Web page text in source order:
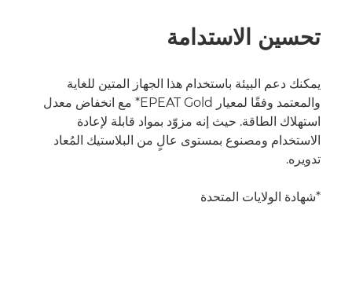
تحسين الاستدامة
يمكنك دعم البيئة باستخدام هذا الجهاز المتين للغاية
والمعتمد وفقًا لمعيار EPEAT Gold* مع انخفاض معدل
استهلاك الطاقة. حيث إنه مزوّد بمواد قابلة لإعادة
الاستخدام ومصنوع بمستوى عالٍ من البلاستيك المُعاد
تدويره.
*شهادة الولايات المتحدة